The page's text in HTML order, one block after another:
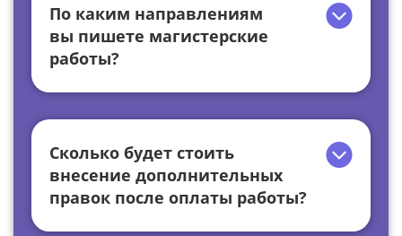
По каким направлениям
вы пишете магистерские
работы?
Сколько будет стоить
внесение дополнительных
правок после оплаты работы?